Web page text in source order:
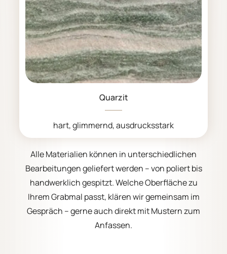
Quarzit
hart, glimmernd, ausdrucksstark
Alle Materialien können in unterschiedlichen
Bearbeitungen geliefert werden – von poliert bis
handwerklich gespitzt. Welche Oberfläche zu
Ihrem Grabmal passt, klären wir gemeinsam im
Gespräch – gerne auch direkt mit Mustern zum
Anfassen.